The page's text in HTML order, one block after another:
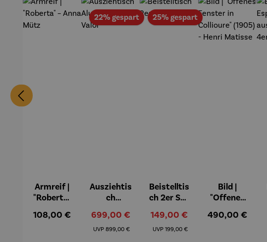
Armreif |
"Roberta"
Mütz
Regulärer Preis:
108,00 €
22% gespartRabatt
Ausziehtis
ch
m – Valor
Verkaufspreis:
699,00 €
UVP Regulärer Preis:
899,00 €
25% gespartRabatt
Beistelltis
ch 2er Set
Verkaufspreis:
149,00 €
UVP Regulärer Preis:
199,00 €
Bild |
"Offenes
Collioure"
Regulärer Preis:
490,00 €